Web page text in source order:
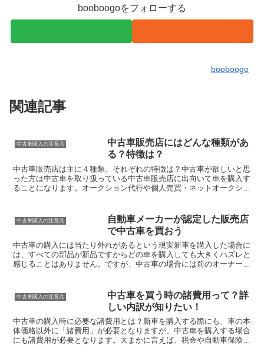
booboogoをフォローする
booboogo
関連記事
中古車購入の注意点
中古車販売店にはどんな種類があ
る？特徴は？
中古車販売店は主に４種類。それぞれの特徴は？中古車が欲しいと思
った方は中古車を取り扱っている中古車販売店に出向いて車を購入す
ることになります。オークション代行や個人売買・ネットオークショ
中古車購入の注意点
自動車メーカーが認定した販売店
で中古車を買おう
中古車の購入には当たり外れがあるという現実新車を購入した場合に
は、すべての部品が新品ですからどの車を購入しても大きくハズレと
感じることはありません。ですが、中古車の場合には前のオーナーの
中古車購入の注意点
中古車を買う時の諸費用って？詳
しい内訳が知りたい！
中古車の購入時に必要な諸費用とは？新車を購入する際にも、車の本
体価格以外に「諸費用」が必要となりますが、中古車を購入する場合
にも諸費用が必要となります。大まかに言えば、税金や自動車保険・